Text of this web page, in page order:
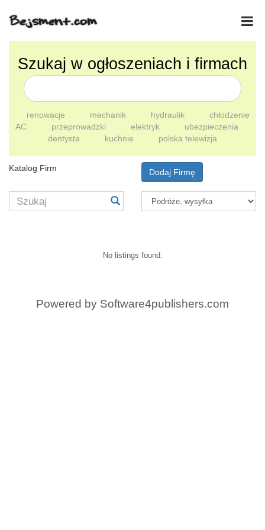
Szukaj w ogłoszeniach i firmach
renowacje mechanik hydraulik
chłodzenie
AC
przeprowadzki elektryk
ubezpieczenia
dentysta
kuchnie polska telewizja
Katalog Firm Dodaj Firmę
No listings found.
Powered by Software4publishers.com